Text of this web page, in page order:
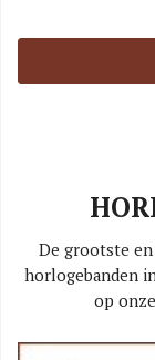
De grootste
horlogebanden
op